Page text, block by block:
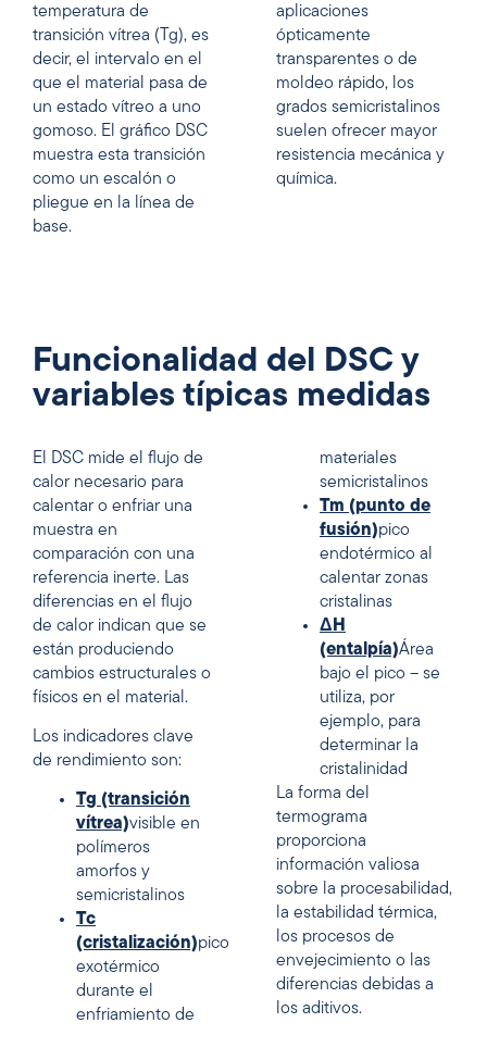
temperatura de
transición vítrea (Tg), es
decir, el intervalo en el
que el material pasa de
un estado vítreo a uno
gomoso. El gráfico DSC
muestra esta transición
como un escalón o
pliegue en la línea de
base.
aplicaciones
ópticamente
transparentes o de
moldeo rápido, los
grados semicristalinos
suelen ofrecer mayor
resistencia mecánica y
química.
Funcionalidad del DSC y
variables típicas medidas
El DSC mide el flujo de
calor necesario para
calentar o enfriar una
muestra en
comparación con una
referencia inerte. Las
diferencias en el flujo
de calor indican que se
están produciendo
cambios estructurales o
físicos en el material.
Los indicadores clave
de rendimiento son:
Tg (transición
vítrea)visible en
polímeros
amorfos y
semicristalinos
Tc
(cristalización)pico
exotérmico
durante el
enfriamiento de
materiales
semicristalinos
Tm (punto de
fusión)pico
endotérmico al
calentar zonas
cristalinas
ΔH
(entalpía)Área
bajo el pico – se
utiliza, por
ejemplo, para
determinar la
cristalinidad
La forma del
termograma
proporciona
información valiosa
sobre la procesabilidad,
la estabilidad térmica,
los procesos de
envejecimiento o las
diferencias debidas a
los aditivos.